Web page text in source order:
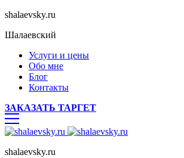
shalaevsky.ru
Шалаевский
Услуги и цены
Обо мне
Блог
Контакты
ЗАКАЗАТЬ ТАРГЕТ
shalaevsky.ru